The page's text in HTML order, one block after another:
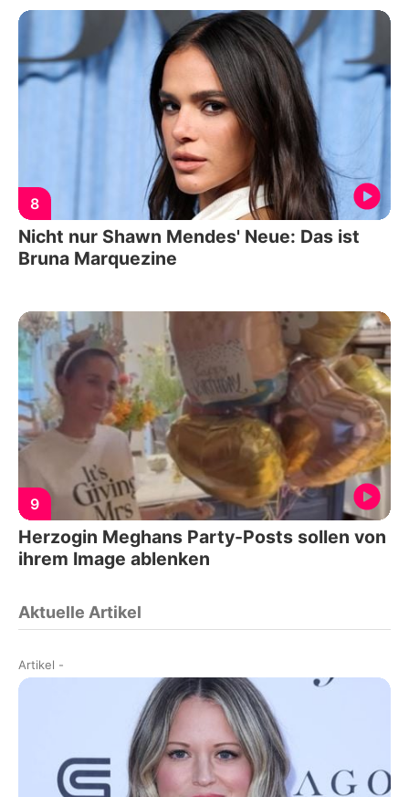
8
Nicht nur Shawn Mendes' Neue: Das ist
Bruna Marquezine
9
Herzogin Meghans Party-Posts sollen von
ihrem Image ablenken
Aktuelle Artikel
Artikel -